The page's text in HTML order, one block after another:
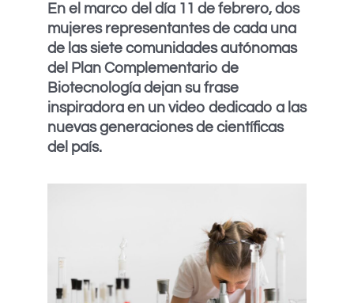
En el marco del día 11 de febrero, dos
mujeres representantes de cada una
de las siete comunidades autónomas
del Plan Complementario de
Biotecnología dejan su frase
inspiradora en un video dedicado a las
nuevas generaciones de científicas
del país.